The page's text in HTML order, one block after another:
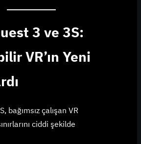
3 ve 3S:
VR’ın Yeni
bağımsız çalışan VR
ciddi şekilde